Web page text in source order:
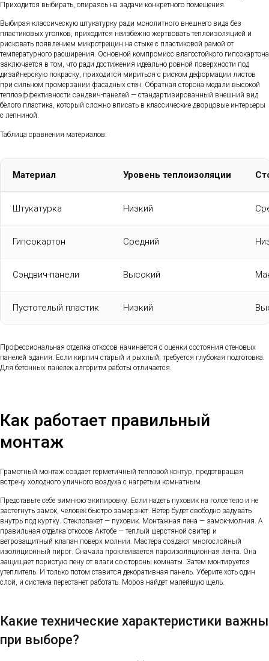
Приходится выбирать, опираясь на задачи конкретного помещения.
Выбирая классическую штукатурку ради монолитного внешнего вида без
пластиковых уголков, приходится неизбежно жертвовать теплоизоляцией и
рисковать появлением микротрещин на стыке с пластиковой рамой от
температурного расширения. Основной компромисс влагостойкого гипсокартона
заключается в том, что ради достижения идеально ровной поверхности под
дизайнерскую покраску, приходится мириться с риском деформации листов
при сильном промерзании фасадных стен. Обратная сторона медали высокой
теплоэффективности сэндвич-панелей — стандартизированный внешний вид
белого пластика, который сложно вписать в классические дворцовые интерьеры
с лепниной.
Таблица сравнения материалов:
Материал Уровень теплоизоляции
Штукатурка Низкий
Гипсокартон Средний
Сэндвич-панели Высокий
Пустотелый пластик Низкий
Профессиональная отделка откосов начинается с оценки состояния стеновых
панелей здания. Если кирпич старый и рыхлый, требуется глубокая подготовка.
Для бетонных панелек алгоритм работы отличается.
Как работает правильный
монтаж
Грамотный монтаж создает герметичный тепловой контур, предотвращая
встречу холодного уличного воздуха с нагретым комнатным.
Представьте себе зимнюю экипировку. Если надеть пуховик на голое тело и не
застегнуть замок, человек быстро замерзнет. Ветер будет свободно задувать
внутрь под куртку. Стеклопакет — пуховик. Монтажная пена — замок-молния. А
правильная отделка откосов Актобе — теплый шерстяной свитер и
ветрозащитный клапан поверх молнии. Мастера создают многослойный
изоляционный пирог. Сначала проклеивается пароизоляционная лента. Она
защищает пористую пену от влаги со стороны комнаты. Затем монтируется
утеплитель. И только потом ставится декоративная панель. Уберите хоть один
слой, и система перестанет работать. Мороз найдет малейшую щель.
Какие технические характеристики важны
при выборе?